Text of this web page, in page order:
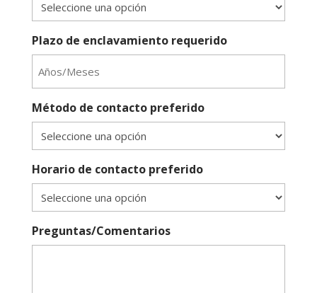
Plazo de enclavamiento requerido
Método de contacto preferido
Horario de contacto preferido
Preguntas/Comentarios